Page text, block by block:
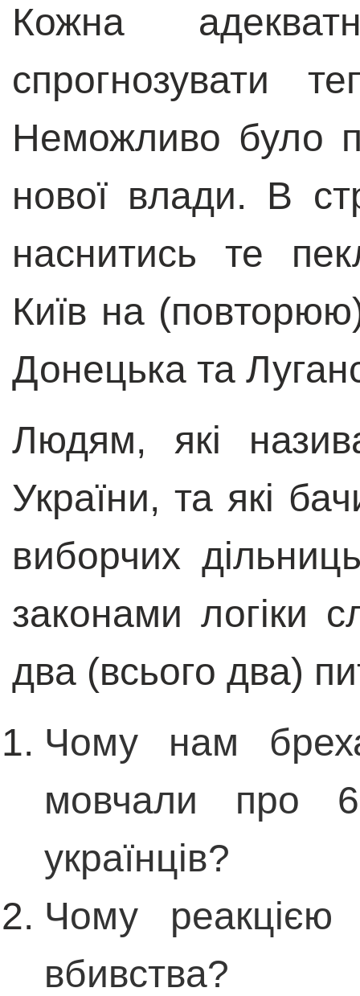
Кожна
спрогнозувати
Неможливо було
нової влади. В
наснитись те
Київ на
Донецька та
Людям, які
України, та які
виборчих
законами логіки
два (всього два)
Чому нам
мовчали про 6
українців?
Чому
вбивства?